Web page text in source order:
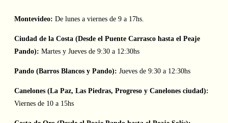
Montevideo: De lunes a viernes de 9 a 17hs.
Ciudad de la Costa (Desde el Puente Carrasco hasta el Peaje
Pando): Martes y Jueves de 9:30 a 12:30hs
Pando (Barros Blancos y Pando): Jueves de 9:30 a 12:30hs
Canelones (La Paz, Las Piedras, Progreso y Canelones ciudad):
Viernes de 10 a 15hs